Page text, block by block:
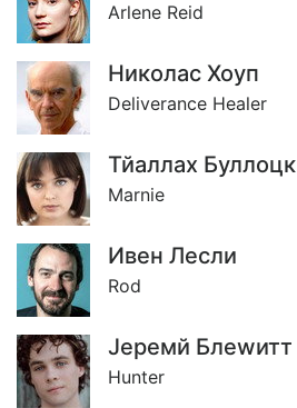
Arlene Reid
Николас Хоуп
Deliverance Healer
Тйаллах Буллоцк
Marnie
Ивен Лесли
Rod
Jеремй Блеwитт
Hunter